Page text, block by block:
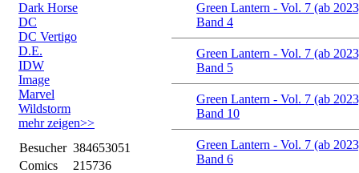
Dark Horse
DC
DC Vertigo
D.E.
IDW
Image
Marvel
Wildstorm
mehr zeigen>>
Besucher 384653051
Comics
215736
Green Lantern - Vol. 7 (ab
Band 4
Green Lantern - Vol. 7 (ab
Band 5
Green Lantern - Vol. 7 (ab
Band 10
Green Lantern - Vol. 7 (ab
Band 6